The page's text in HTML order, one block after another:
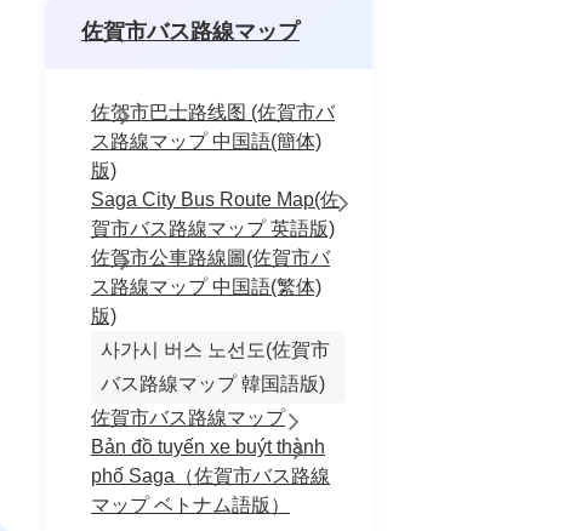
佐賀市バス路線マップ
佐贺市巴士路线图 (佐賀市バ
ス路線マップ 中国語(簡体)
版)
Saga City Bus Route Map(佐
賀市バス路線マップ 英語版)
佐賀市公車路線圖(佐賀市バ
ス路線マップ 中国語(繁体)
版)
사가시 버스 노선도(佐賀市
バス路線マップ 韓国語版)
佐賀市バス路線マップ
Bản đồ tuyến xe buýt thành
phố Saga（佐賀市バス路線
マップ ベトナム語版）